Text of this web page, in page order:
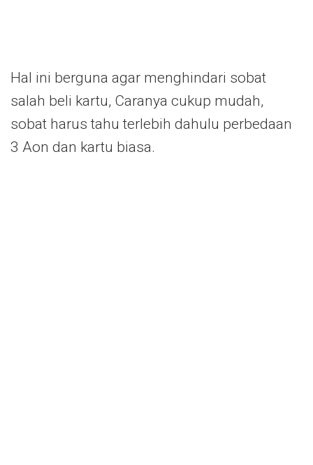
Hal ini berguna agar menghindari sobat
salah beli kartu, Caranya cukup mudah,
sobat harus tahu terlebih dahulu perbedaan
3 Aon dan kartu biasa.